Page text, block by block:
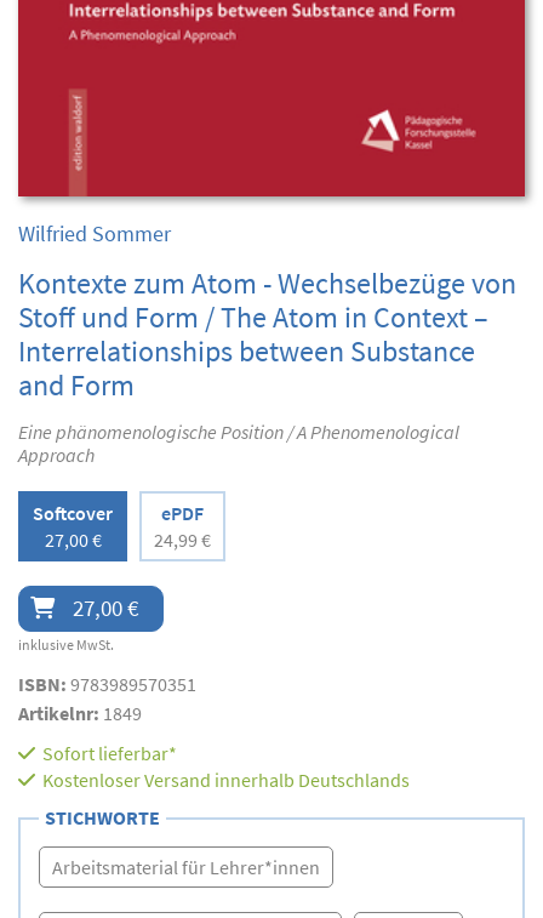
Wilfried Sommer
Kontexte zum Atom - Wechselbezüge von
Stoff und Form / The Atom in Context –
Interrelationships between Substance
and Form
Eine phänomenologische Position / A Phenomenological
Approach
Softcover
27,00 €
ePDF
24,99 €
27,00 €
inklusive MwSt.
ISBN: 9783989570351
Artikelnr: 1849
Sofort lieferbar*
Kostenloser Versand innerhalb Deutschlands
STICHWORTE
Arbeitsmaterial für Lehrer*innen